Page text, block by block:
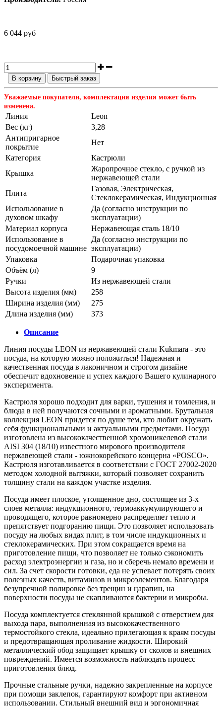
6 044 руб
В корзину Быстрый заказ
Уважаемые покупатели, комплектация изделия может быть
изменена.
Линия
Leon
Вес (кг)
3,28
Антипригарное
покрытие
Нет
Категория
Кастрюли
Крышка
Жаропрочное стекло, с ручкой из
нержавеющей стали
Плита
Газовая, Электрическая,
Стеклокерамическая, Индукционная
Использование в
духовом шкафу
Да (согласно инструкции по
эксплуатации)
Материал корпуса
Нержавеющая сталь 18/10
Использование в
посудомоечной машине
Да (согласно инструкции по
эксплуатации)
Упаковка
Подарочная упаковка
Объём (л)
9
Ручки
Из нержавеющей стали
Высота изделия (мм)
258
Ширина изделия (мм)
275
Длина изделия (мм)
373
Описание
Линия посуды LEON из нержавеющей стали Kukmara - это
посуда, на которую можно положиться! Надежная и
качественная посуда в лаконичном и строгом дизайне
обеспечит вдохновение и успех каждого Вашего кулинарного
эксперимента.
Кастрюля хорошо подходит для варки, тушения и томления, и
блюда в ней получаются сочными и ароматными. Брутальная
коллекция LEON придется по душе тем, кто любит окружать
себя функциональными и актуальными предметами. Посуда
изготовлена из высококачественной хромоникелевой стали
AISI 304 (18/10) известного мирового производителя
нержавеющей стали - южнокорейского концерна «POSCO».
Кастрюля изготавливается в соответствии с ГОСТ 27002-2020
методом холодной вытяжки, который позволяет сохранить
толщину стали на каждом участке изделия.
Посуда имеет плоское, утолщенное дно, состоящее из 3-х
слоев металла: индукционного, термоаккумулирующего и
проводящего, которое равномерно распределяет тепло и
препятствует подгоранию пищи. Это позволяет использовать
посуду на любых видах плит, в том числе индукционных и
стеклокерамических. При этом сокращается время на
приготовление пищи, что позволяет не только сэкономить
расход электроэнергии и газа, но и сберечь немало времени и
сил. За счет скорости готовки, еда не успевает потерять своих
полезных качеств, витаминов и микроэлементов. Благодаря
безупречной полировке без трещин и царапин, на
поверхности посуды не скапливаются бактерии и микробы.
Посуда комплектуется стеклянной крышкой с отверстием для
выхода пара, выполненная из высококачественного
термостойкого стекла, идеально прилегающая к краям посуды
и предотвращающая проливание жидкости. Широкий
металлический обод защищает крышку от сколов и внешних
повреждений. Имеется возможность наблюдать процесс
приготовления блюд.
Прочные стальные ручки, надежно закрепленные на корпусе
при помощи заклепок, гарантируют комфорт при активном
использовании. Стильный внешний вид и эргономичная